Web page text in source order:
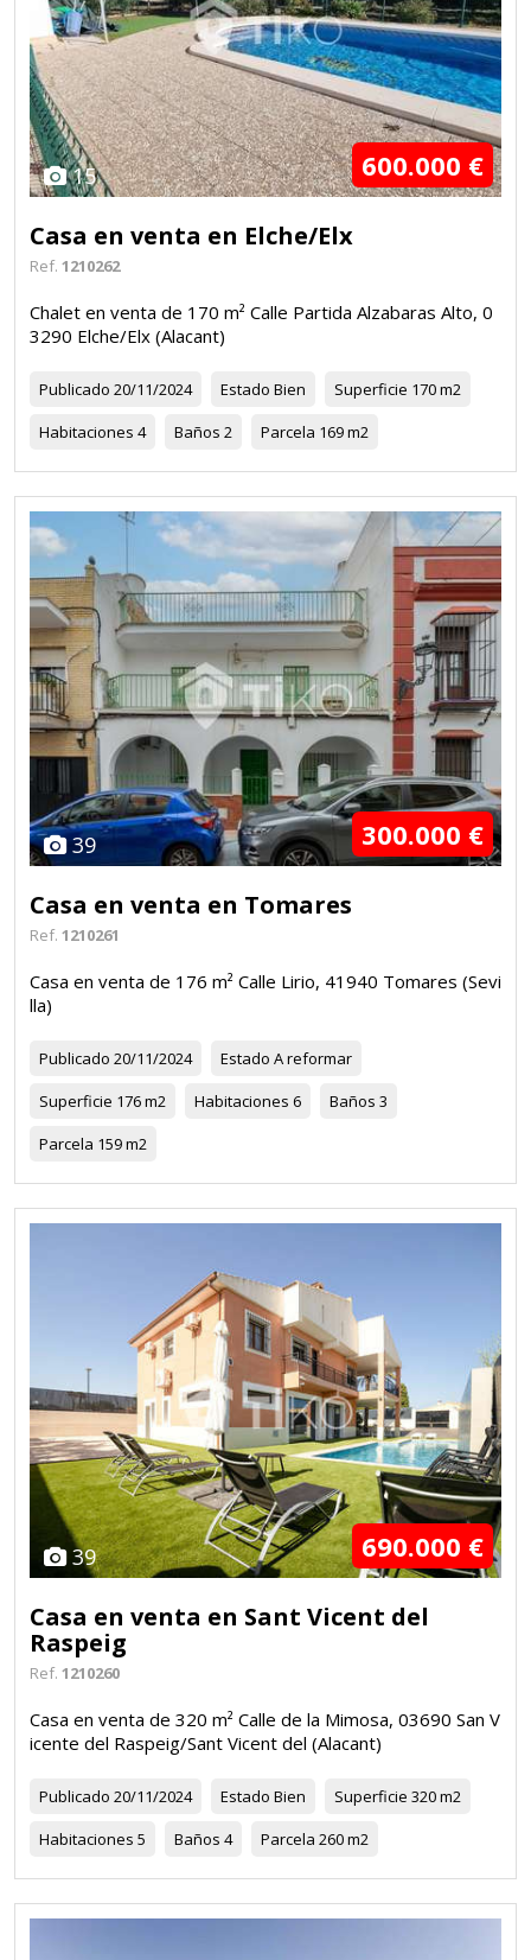
15 600.000 €
Casa en venta en Elche/Elx
Ref. 1210262
Chalet en venta de 170 m² Calle Partida Alzabaras Alto, 0
3290 Elche/Elx (Alacant)
Publicado 20/11/2024 Estado Bien Superficie 170 m2
Habitaciones 4 Baños 2 Parcela 169 m2
39 300.000 €
Casa en venta en Tomares
Ref. 1210261
Casa en venta de 176 m² Calle Lirio, 41940 Tomares (Sevi
lla)
Publicado 20/11/2024 Estado A reformar
Superficie 176 m2 Habitaciones 6 Baños 3
Parcela 159 m2
39 690.000 €
Casa en venta en Sant Vicent del
Raspeig
Ref. 1210260
Casa en venta de 320 m² Calle de la Mimosa, 03690 San V
icente del Raspeig/Sant Vicent del (Alacant)
Publicado 20/11/2024 Estado Bien Superficie 320 m2
Habitaciones 5 Baños 4 Parcela 260 m2